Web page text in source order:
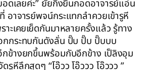
อดเลยค่ะ” ยัยกิ่งยืนกอดอาจารย์แอ่น
อาจารย์พจน์กระแทกลำควยเข้ารูหี
าะเคยเย็ดกันมาหลายครั้งแล้ว รู้ทาง
กกระทบกันดังลั่น ปั๊บ ปั๊บ ปั๊บบบ
กข้างยกขึ้นพร้อมกับอีกข้าง เป็ลิงอุม
รูหีลึกสุดๆ “โอ๊วว โอ๊ววว โอ๊ววว ”